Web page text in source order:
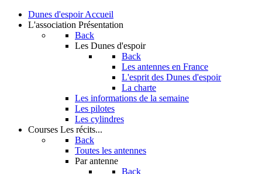
Dunes d'espoir Accueil
L'association Présentation
Back
Les Dunes d'espoir
Back
Les antennes en France
L'esprit des Dunes d'espoir
La charte
Les informations de la semaine
Les pilotes
Les cylindres
Courses Les récits...
Back
Toutes les antennes
Par antenne
Back